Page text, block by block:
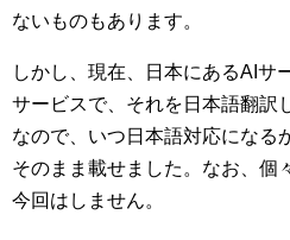
ないものもあります。
しかし、現在、日本にあるAIサ
サービスで、それを日本語翻訳
なので、いつ日本語対応になる
そのまま載せました。なお、個
今回はしません。